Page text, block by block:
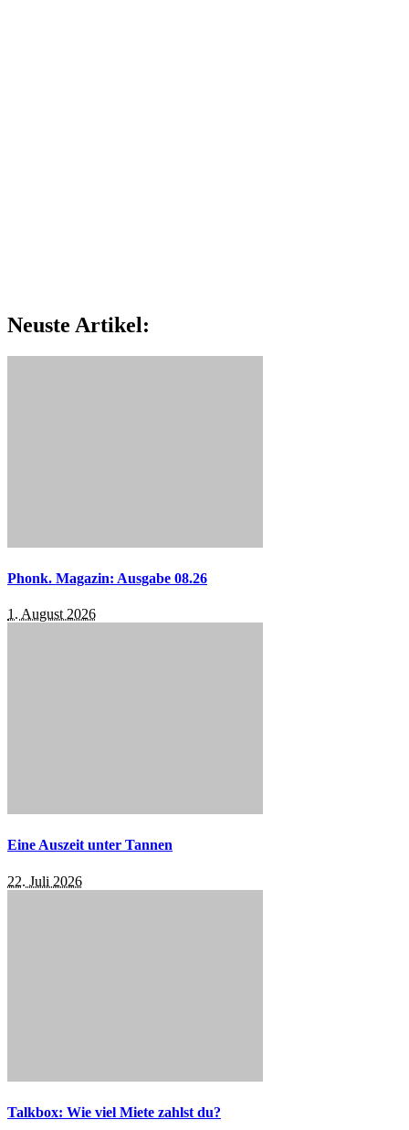
Neuste Artikel:
Phonk. Magazin: Ausgabe 08.26
1. August 2026
Eine Auszeit unter Tannen
22. Juli 2026
Talkbox: Wie viel Miete zahlst du?